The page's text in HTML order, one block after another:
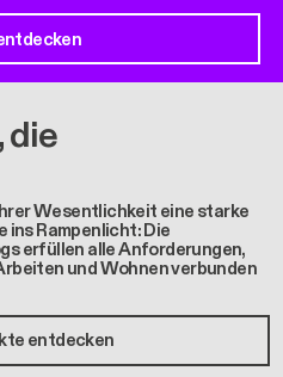
die
Wesentlichkeit eine starke
Rampenlicht: Die
erfüllen alle Anforderungen,
und Wohnen verbunden
entdecken